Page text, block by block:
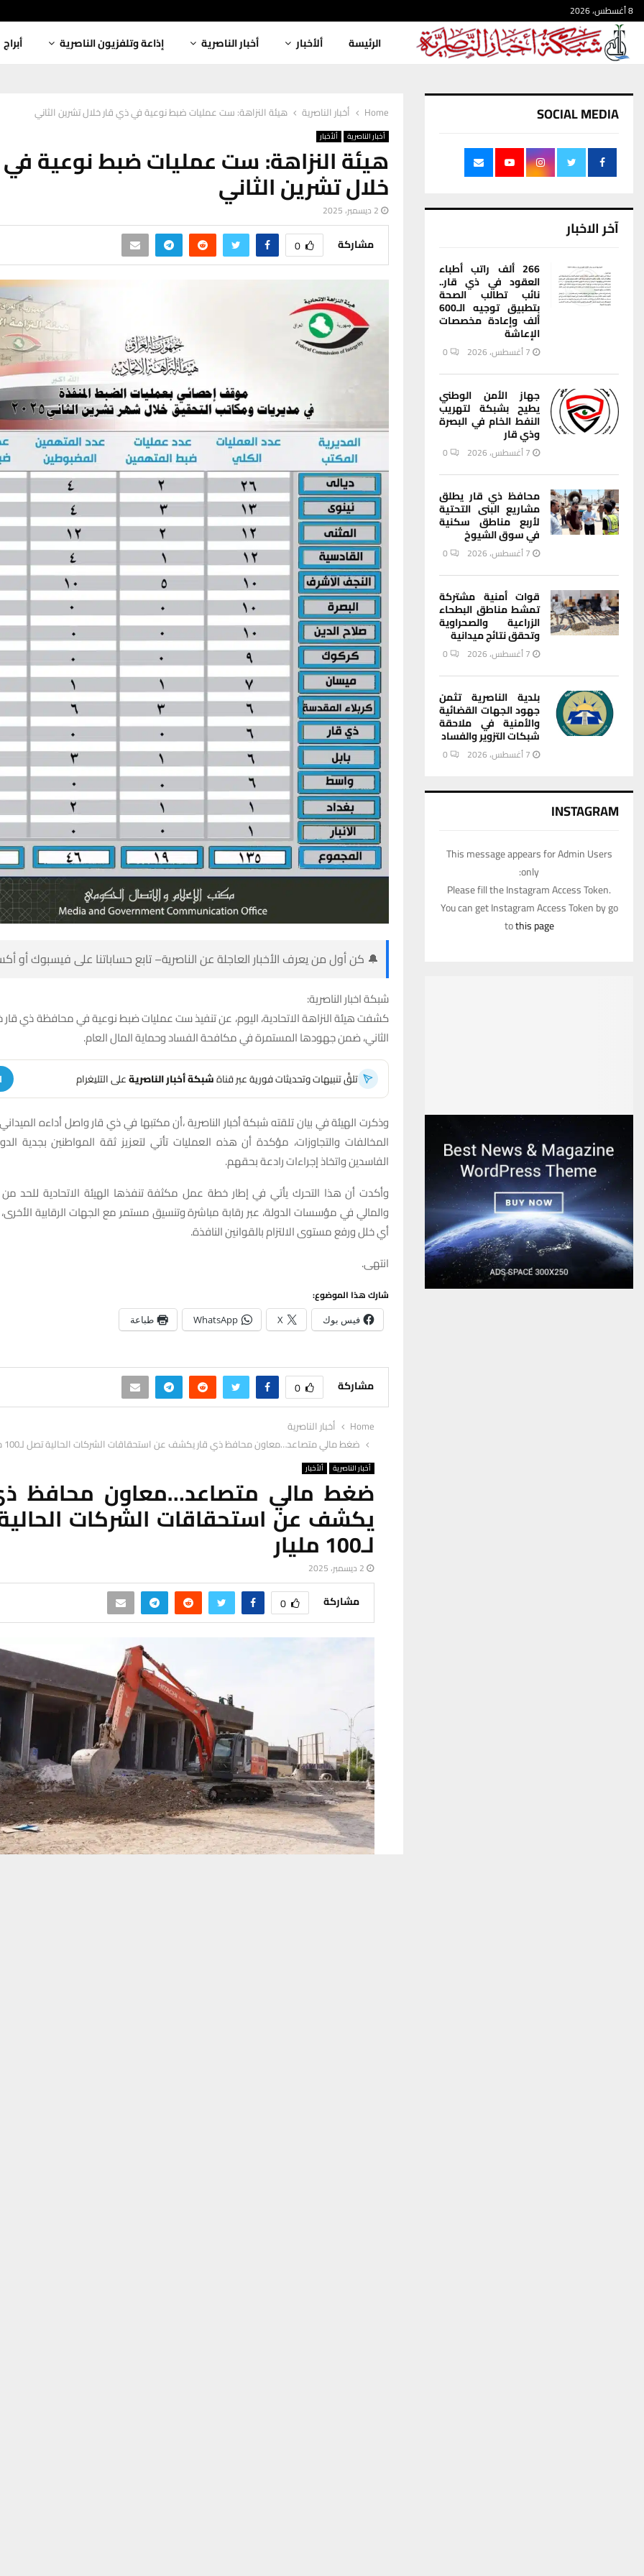
8 أغسطس، 2026
الرئيسة ألأخبار أخبار الناصرية إذاعة وتلفزيون الناصرية أبراج
Home أخبار الناصرية هيئة النزاهة: ست عمليات ضبط نوعية في ذي قار خلال تشرين الثاني
أخبار الناصرية ألأخبار
هيئة النزاهة: ست عمليات ضبط نوعية
خلال تشرين الثاني
2 ديسمبر، 2025
مشاركة 0
🔔 كن أول من يعرف الأخبار العاجلة عن الناصرية– تابع حساباتنا على فيسبوك أو
شبكة اخبار الناصرية:
كشفت هيئة النزاهة الاتحادية، اليوم، عن تنفيذ ست عمليات ضبط نوعية في محافظة ذي
الثاني، ضمن جهودها المستمرة في مكافحة الفساد وحماية المال العام.
تلقَّ تنبيهات وتحديثات فورية عبر قناةشبكة أخبار الناصريةعلى التليغرام
وذكرت الهيئة في بيان تلقته شبكة أخبار الناصرية ،أن مكتبها في ذي قار واصل أداءه
المخالفات والتجاوزات، مؤكدة أن هذه العمليات تأتي لتعزيز ثقة المواطنين بجدية
الفاسدين واتخاذ إجراءات رادعة بحقهم.
وأكدت أن هذا التحرك يأتي في إطار خطة عمل مكثفة تنفذها الهيئة الاتحادية للحد من
والمالي في مؤسسات الدولة، عبر رقابة مباشرة وتنسيق مستمر مع الجهات الرقابية
أي خلل ورفع مستوى الالتزام بالقوانين النافذة.
انتهى.
شارك هذا الموضوع:
فيس بوك X
WhatsApp طباعة
مشاركة 0
Home
أخبار الناصرية
ضغط مالي متصاعد…معاون محافظ ذي قار يكشف عن استحقاقات الشركات الحالية تصل لـ100 مليار
أخبار الناصرية ألأخبار
ضغط مالي متصاعد…معاون محافظ
يكشف عن استحقاقات الشركات
لـ100 مليار
2 ديسمبر، 2025
مشاركة 0
SOCIAL MEDIA
آخر الاخبار
266 ألف راتب أطباء
العقود في ذي قار..
نائب تطالب الصحة
بتطبيق توجيه الـ600
ألف وإعادة مخصصات
الإعاشة
7 أغسطس، 2026 0
جهاز الأمن الوطني
يطيح بشبكة لتهريب
النفط الخام في البصرة
وذي قار
7 أغسطس، 2026 0
محافظ ذي قار يطلق
مشاريع البنى التحتية
لأربع مناطق سكنية
في سوق الشيوخ
7 أغسطس، 2026 0
قوات أمنية مشتركة
تمشط مناطق البطحاء
الزراعية والصحراوية
وتحقق نتائج ميدانية
7 أغسطس، 2026 0
بلدية الناصرية تثمن
جهود الجهات القضائية
والأمنية في ملاحقة
شبكات التزوير والفساد
7 أغسطس، 2026 0
INSTAGRAM
This message appears for Admin Users
only:
Please fill the Instagram Access Token.
You can get Instagram Access Token by go
tothis page